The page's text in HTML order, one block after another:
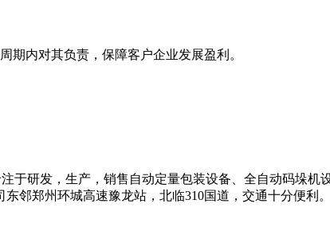
期内对其负责，保障客户企业发展盈利。
于研发，生产，销售自动定量包装设备、全自动码垛
邻郑州环城高速豫龙站，北临310国道，交通十分便利